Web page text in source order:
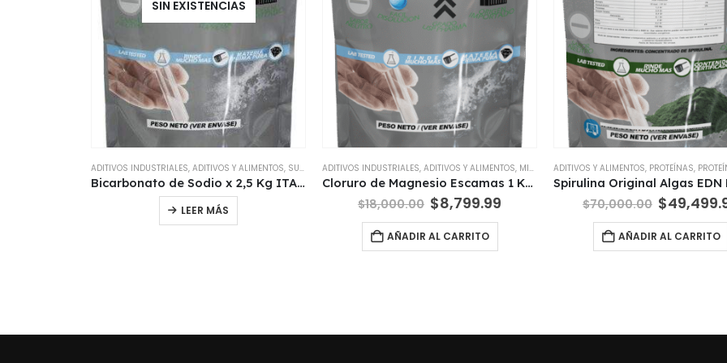
SIN EXISTENCIAS
ADITIVOS INDUSTRIALES, ADITIVOS Y ALIMENTOS, SUPLEMENTOS DIETARIOS
Bicarbonato de Sodio x 2,5 Kg ITALIA USP.
LEER MÁS
ADITIVOS INDUSTRIALES, ADITIVOS Y ALIMENTOS, MINERALES ,SUPLEMENTOS DIETARIOS
Cloruro de Magnesio Escamas 1 Kg Importado
$18,000.00 El
precio
original
era:
$8,799.99
AÑADIR AL CARRITO
ADITIVOS Y ALIMENTOS, PROTEÍNAS,
$70,000.00 El
precio
original
era:
$
AÑADIR AL CARRITO